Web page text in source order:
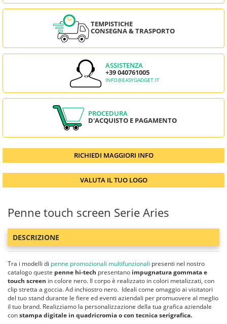
TEMPISTICHE
CONSEGNA & TRASPORTO
ASSISTENZA
+39 040761005
INFO@EASYGADGET.IT
PROCEDURA
D'ACQUISTO E PAGAMENTO
RICHIEDI MAGGIORI INFO
VALUTA IL TUO LOGO
Penne touch screen Serie Aries
DESCRIZIONE
Tra i modelli di penne promozionali multifunzionali presenti nel nostro
catalogo queste penne hi-tech presentano impugnatura gommata e
touch screen in colore nero. Il corpo è realizzato in colori metalizzati, con
clip stretta a goccia. Ad inchiostro nero. Ideali come omaggio ai visitatori
del tuo stand durante le fiere ed eventi aziendali per promuovere al meglio
il tuo brand. Realizziamo la personalizzazione della tua grafica aziendale
constampa digitale in quadricromia o con tecnica serigrafica.